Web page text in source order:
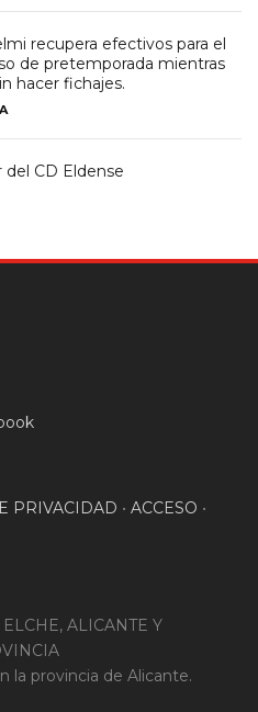
recupera efectivos para el
de pretemporada mientras
hacer fichajes.
del CD Eldense
PRIVACIDAD • ACCESO •
la provincia de Alicante.